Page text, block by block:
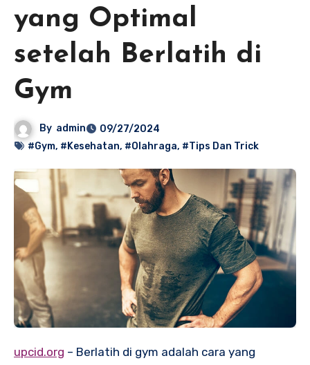
yang Optimal
setelah Berlatih di
Gym
By admin
09/27/2024
#Gym, #Kesehatan, #Olahraga, #Tips Dan Trick
upcid.org – Berlatih di gym adalah cara yang